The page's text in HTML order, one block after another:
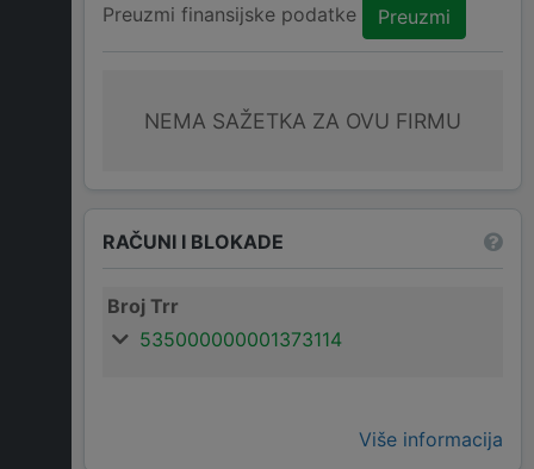
Preuzmi finansijske podatke Preuzmi
NEMA SAŽETKA ZA OVU FIRMU
RAČUNI I BLOKADE
Broj Trr
535000000001373114
Više informacija